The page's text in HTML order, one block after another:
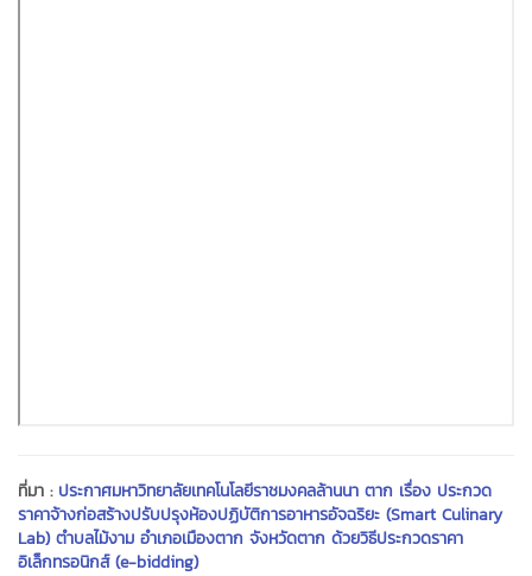
ที่มา : ประกาศมหาวิทยาลัยเทคโนโลยีราชมงคลล้านนา ตาก เรื่อง ประกวด
ราคาจ้างก่อสร้างปรับปรุงห้องปฏิบัติการอาหารอัจฉริยะ (Smart Culinary
Lab) ตำบลไม้งาม อำเภอเมืองตาก จังหวัดตาก ด้วยวิธีประกวดราคา
อิเล็กทรอนิกส์ (e-bidding)